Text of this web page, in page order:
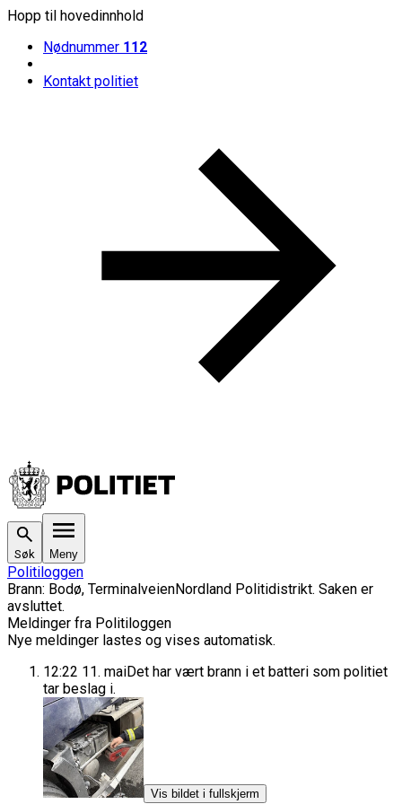
Hopp til hovedinnhold
Nødnummer 112
Kontakt politiet
Søk Meny
Politiloggen
Brann: Bodø, TerminalveienNordland Politidistrikt. Saken er
avsluttet.
Meldinger fra Politiloggen
Nye meldinger lastes og vises automatisk.
12:22 11. maiDet har vært brann i et batteri som politiet
tar beslag i.
Vis bildet i fullskjerm